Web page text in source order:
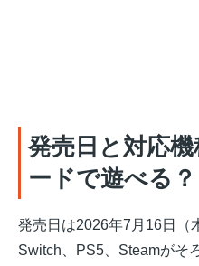
発売日と対応
ードで遊べる？
発売日は2026年7月16日（
Switch、PS5、Steamがそ